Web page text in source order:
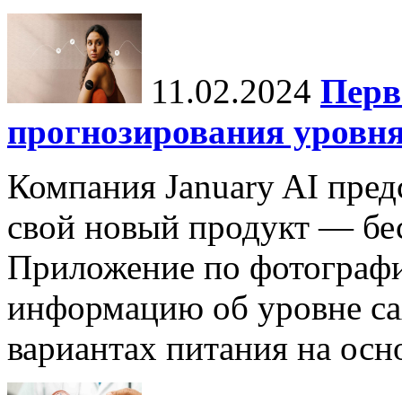
11.02.2024
прогнозирования
Компания January AI
свой новый продукт —
Приложение по
информацию об уровне
вариантах питания на